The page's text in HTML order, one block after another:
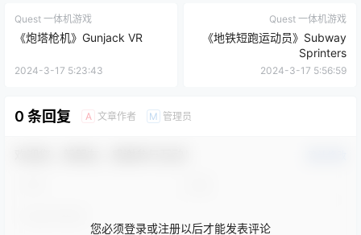
Quest 一体机游戏
《炮塔枪机》Gunjack VR
2024-3-17 5:23:43
Quest 一体机游戏
《地铁短跑运动员》Subway
Sprinters
2024-3-17 5:56:59
0 条回复 A 文章作者 M 管理员
您必须登录或注册以后才能发表评论